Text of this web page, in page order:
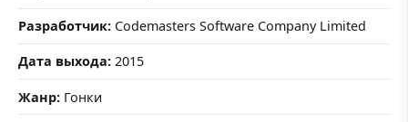
Разработчик: Codemasters Software Company Limited
Дата выхода: 2015
Жанр: Гонки